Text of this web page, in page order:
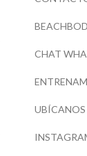
CHAT
UBÍCANOS